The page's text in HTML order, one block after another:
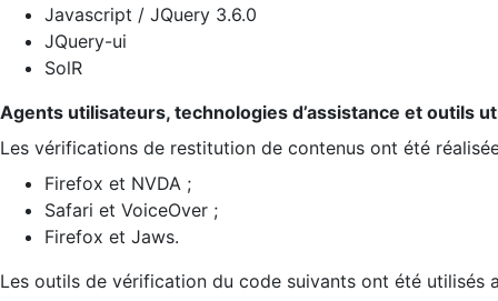
Javascript / JQuery 3.6.0
JQuery-ui
SolR
Agents utilisateurs, technologies d’assistance et outils
Les vérifications de restitution de contenus ont été
Firefox et NVDA ;
Safari et VoiceOver ;
Firefox et Jaws.
Les outils de vérification du code suivants ont été utilisés